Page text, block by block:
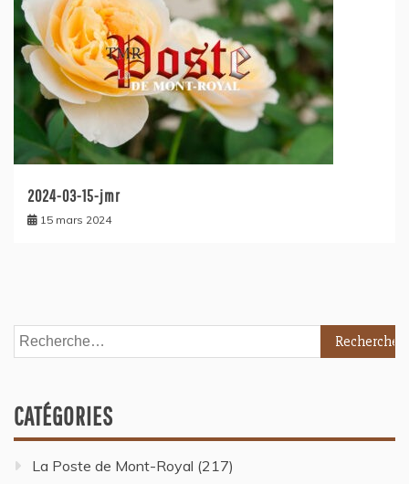
2024-03-15-jmr
15 mars 2024
CATÉGORIES
La Poste de Mont-Royal (217)